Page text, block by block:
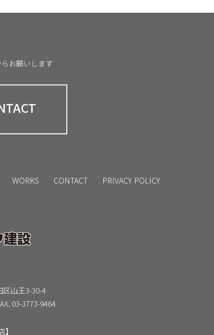
お願いします
WORKS CONTACT PRIVACY POLICY
区山王3-30-4
03-3773-9464
】